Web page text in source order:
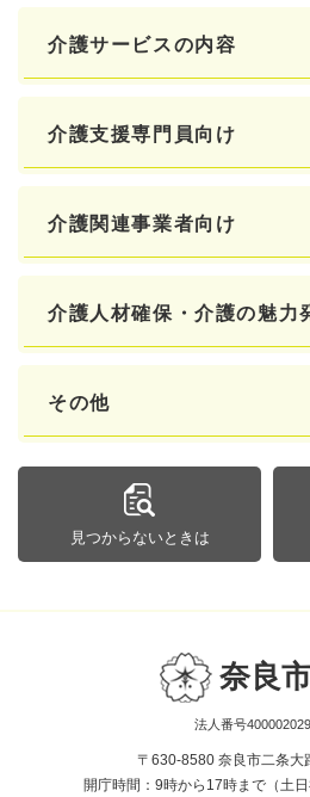
介護サービスの内容
介護支援専門員向け
介護関連事業者向け
介護人材確保・介護の魅力
その他
見つからないときは
奈良
法人番号
〒630-8580 奈良市二条大
開庁時間：9時から17時まで（土日